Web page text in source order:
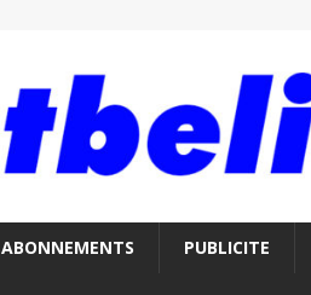
ABONNEMENTS PUBLICITE